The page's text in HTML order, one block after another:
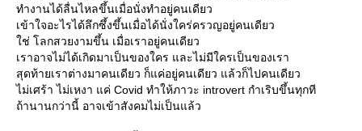
ทำงานได้ลื่นไหลขึ้นเมื่อนั่งทำอยู่คนเดียว
เข้าใจอะไรได้ลึกซึ้งขึ้นเมื่อได้นั่งใคร่ครวญอยู่คนเดียว
ช่ โลกสวยงามขึ้น เมื่อเราอยู่คนเดียว
เราอาจไม่ได้เกิดมาเป็นของใคร และไม่มีใครเป็นของเรา
สุดท้ายเราต่างมาคนเดียว ก็แค่อยู่คนเดียว แล้วก็ไปคนเดียว
ไม่เศร้า ไม่เหงา แค่ Covid ทำให้ภาวะ introvert กำเริบขึ้นทุกที
ถ้านานกว่านี้ อาจเข้าสังคมไม่เป็นแล้ว